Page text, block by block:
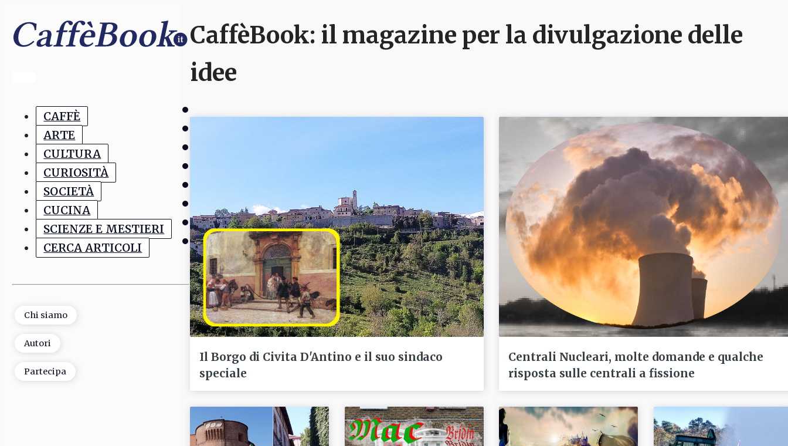
CAFFÈ
ARTE
CULTURA
CURIOSITÀ
SOCIETÀ
CUCINA
SCIENZE E MESTIERI
CERCA ARTICOLI
Chi siamo
Autori
Partecipa
CaffèBook: il magazine per la divulgazione delle
idee
Il Borgo di Civita D'Antino e il suo sindaco
speciale
Centrali Nucleari, molte domande e qualche
risposta sulle centrali a fissione